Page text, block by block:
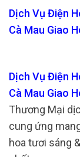
Dịch Vụ Điện
Cà Mau Giao
Dịch Vụ Điện
Cà Mau Giao
Thương Mại
cung ứng
hoa tươi sáng